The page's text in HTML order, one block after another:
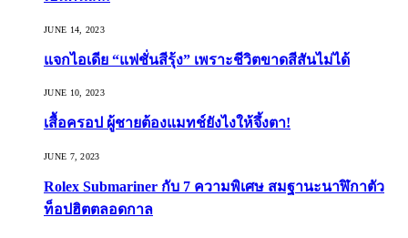
JUNE 14, 2023
แจกไอเดีย “แฟชั่นสีรุ้ง” เพราะชีวิตขาดสีสันไม่ได้
JUNE 10, 2023
เสื้อครอป ผู้ชายต้องแมทช์ยังไงให้จึ้งตา!
JUNE 7, 2023
Rolex Submariner กับ 7 ความพิเศษ สมฐานะนาฬิกาตัว
ท็อปฮิตตลอดกาล